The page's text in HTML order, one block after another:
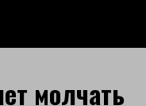
молчать